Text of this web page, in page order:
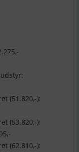
(51.820,-):
(53.820,-):
(62.810,-):